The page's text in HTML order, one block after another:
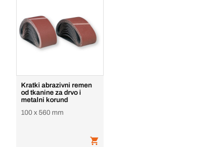
Kratki abrazivni remen
od tkanine za drvo i
metalni korund
100 x 560 mm